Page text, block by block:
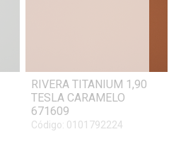
RIVERA TITANIUM 1,90
TESLA CARAMELO
671609
Código: 0101792224